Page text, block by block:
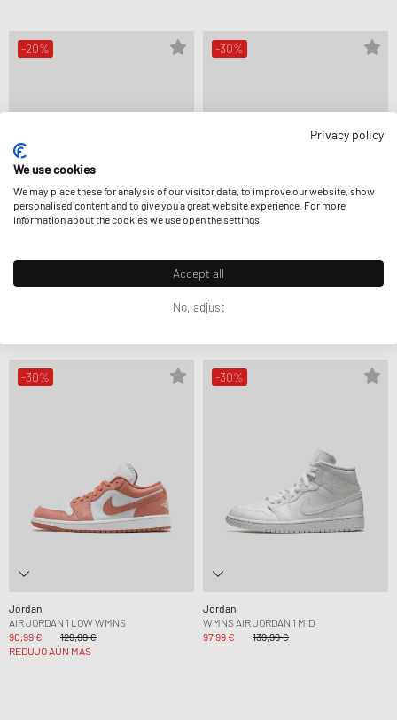
-20% -30%
Jordan
94,99 €
-30%
Jordan
AIR JORDAN 1 LOW WMNS
90,99 €
129,99 €
REDUJO AÚN MÁS
-30%
Jordan
WMNS AIR JORDAN 1 MID
97,99 €
139,99 €
Privacy policy
We use cookies
We may place these for analysis of our visitor data, to improve our website, show
personalised content and to give you a great website experience. For more
information about the cookies we use open the settings.
Accept all
No, adjust